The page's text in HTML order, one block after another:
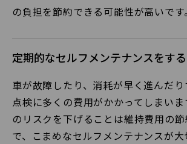
の負担を節約できる可能性が高いです。
定期的なセルフメンテナンスをする
車が故障したり、消耗が早く進んだり
点検に多くの費用がかかってしまい
のリスクを下げることは維持費用の
で、こまめなセルフメンテナンスが大